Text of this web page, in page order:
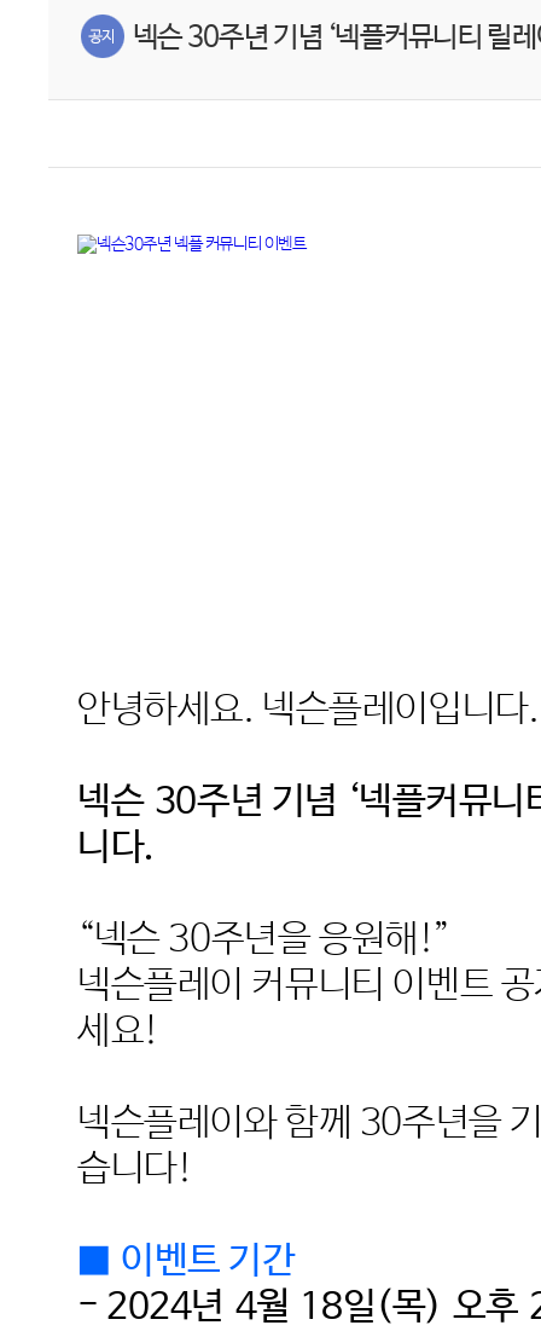
넥슨 30주년 기념 ‘넥플커뮤니티 릴
안녕하세요. 넥슨플레이입니다.
넥슨30주년 기념 ‘넥플커뮤니
니다.
“넥슨30주년을 응원해 !”
넥슨플레이 커뮤니티 이벤트
세요!
넥슨플레이와 함께 30주년을
습니다!
이벤트 기간
- 2024년 4월 18일(목) 오후